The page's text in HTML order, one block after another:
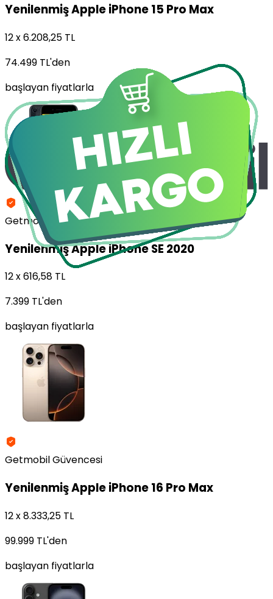
YenilenmişApple iPhone 15 Pro Max
12 x 6.208,25 TL
74.499 TL'den
başlayan fiyatlarla
Getmobil Güvencesi
YenilenmişApple iPhone SE 2020
12 x 616,58 TL
7.399 TL'den
başlayan fiyatlarla
Getmobil Güvencesi
YenilenmişApple iPhone 16 Pro Max
12 x 8.333,25 TL
99.999 TL'den
başlayan fiyatlarla